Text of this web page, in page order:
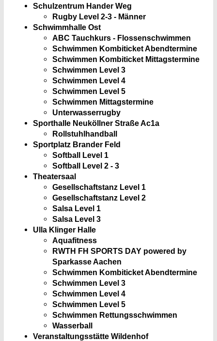
Schulzentrum Hander Weg
Rugby Level 2-3 - Männer
Schwimmhalle Ost
ABC Tauchkurs - Flossenschwimmen
Schwimmen Kombiticket Abendtermine
Schwimmen Kombiticket Mittagstermine
Schwimmen Level 3
Schwimmen Level 4
Schwimmen Level 5
Schwimmen Mittagstermine
Unterwasserrugby
Sporthalle Neuköllner Straße Ac1a
Rollstuhlhandball
Sportplatz Brander Feld
Softball Level 1
Softball Level 2 - 3
Theatersaal
Gesellschaftstanz Level 1
Gesellschaftstanz Level 2
Salsa Level 1
Salsa Level 3
Ulla Klinger Halle
Aquafitness
RWTH FH SPORTS DAY powered by
Sparkasse Aachen
Schwimmen Kombiticket Abendtermine
Schwimmen Level 3
Schwimmen Level 4
Schwimmen Level 5
Schwimmen Rettungsschwimmen
Wasserball
Veranstaltungsstätte Wildenhof